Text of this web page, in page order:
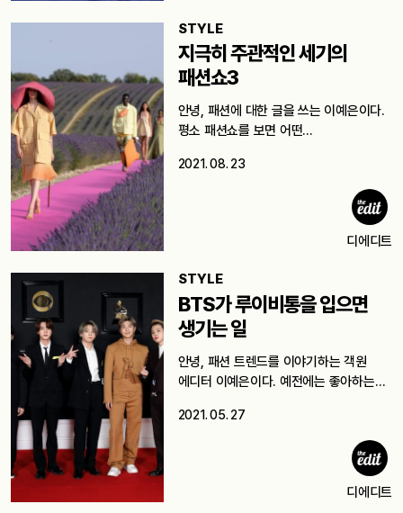
STYLE
지극히 주관적인 세기의
패션쇼3
안녕, 패션에 대한 글을 쓰는 이예은이다.
평소 패션쇼를 보면 어떤…
2021. 08. 23
디에디트
STYLE
BTS가 루이비통을 입으면
생기는 일
안녕, 패션 트렌드를 이야기하는 객원
에디터 이예은이다. 예전에는 좋아하는
2021. 05. 27
디에디트